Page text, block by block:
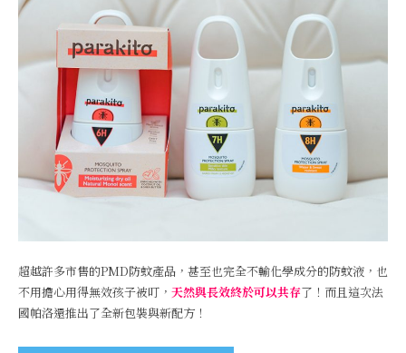
超越許多市售的PMD防蚊產品，甚至也完全不輸化學成分的防蚊液，也
不用擔心用得無效孩子被叮， 天然與長效終於可以共存了！而且這次法
國帕洛還推出了全新包裝與新配方！